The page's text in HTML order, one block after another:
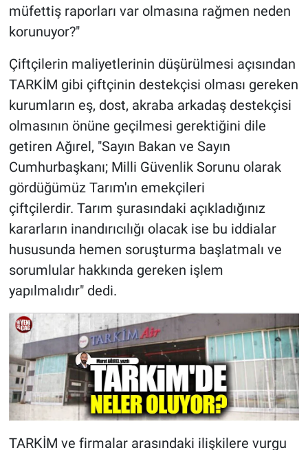
müfettiş raporları var olmasına rağmen neden
korunuyor?"
Çiftçilerin maliyetlerinin düşürülmesi açısından
TARKİM gibi çiftçinin destekçisi olması gereken
kurumların eş, dost, akraba arkadaş destekçisi
olmasının önüne geçilmesi gerektiğini dile
getiren Ağırel, "Sayın Bakan ve Sayın
Cumhurbaşkanı; Milli Güvenlik Sorunu olarak
gördüğümüz Tarım'ın emekçileri
çiftçilerdir. Tarım şurasındaki açıkladığınız
kararların inandırıcılığı olacak ise bu iddialar
hususunda hemen soruşturma başlatmalı ve
sorumlular hakkında gereken işlem
yapılmalıdır" dedi.
TARKİM ve firmalar arasındaki ilişkilere vurgu